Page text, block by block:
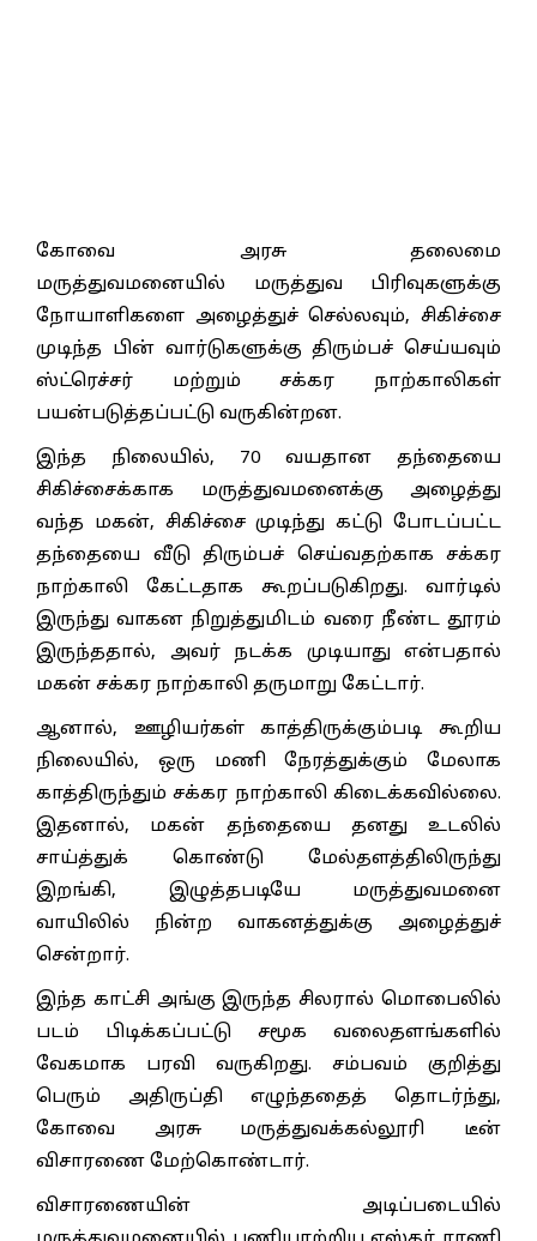
கோவை அரசு தலைமை
மருத்துவமனையில் மருத்துவ பிரிவுகளுக்கு
நோயாளிகளை அழைத்துச் செல்லவும், சிகிச்சை
முடிந்த பின் வார்டுகளுக்கு திரும்பச் செய்யவும்
ஸ்ட்ரெச்சர் மற்றும் சக்கர நாற்காலிகள்
பயன்படுத்தப்பட்டு வருகின்றன.
இந்த நிலையில், 70 வயதான தந்தையை
சிகிச்சைக்காக மருத்துவமனைக்கு அழைத்து
வந்த மகன், சிகிச்சை முடிந்து கட்டு போடப்பட்ட
தந்தையை வீடு திரும்பச் செய்வதற்காக சக்கர
நாற்காலி கேட்டதாக கூறப்படுகிறது. வார்டில்
இருந்து வாகன நிறுத்துமிடம் வரை நீண்ட தூரம்
இருந்ததால், அவர் நடக்க முடியாது என்பதால்
மகன் சக்கர நாற்காலி தருமாறு கேட்டார்.
ஆனால், ஊழியர்கள் காத்திருக்கும்படி கூறிய
நிலையில், ஒரு மணி நேரத்துக்கும் மேலாக
காத்திருந்தும் சக்கர நாற்காலி கிடைக்கவில்லை.
இதனால், மகன் தந்தையை தனது உடலில்
சாய்த்துக் கொண்டு மேல்தளத்திலிருந்து
இறங்கி, இழுத்தபடியே மருத்துவமனை
வாயிலில் நின்ற வாகனத்துக்கு அழைத்துச்
சென்றார்.
இந்த காட்சி அங்கு இருந்த சிலரால் மொபைலில்
படம் பிடிக்கப்பட்டு சமூக வலைதளங்களில்
வேகமாக பரவி வருகிறது. சம்பவம் குறித்து
பெரும் அதிருப்தி எழுந்ததைத் தொடர்ந்து,
கோவை அரசு மருத்துவக்கல்லூரி டீன்
விசாரணை மேற்கொண்டார்.
விசாரணையின் அடிப்படையில்